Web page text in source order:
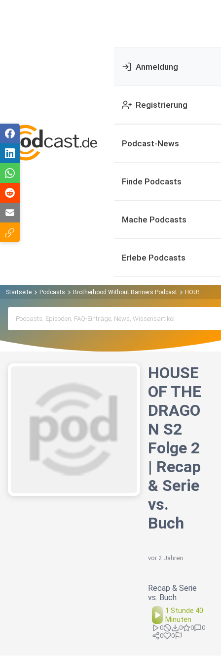
Anmeldung
Registrierung
Podcast-News
Finde Podcasts
Mache Podcasts
Erlebe Podcasts
Startseite Podcasts Brotherhood Without Banners Podcast HOUSE OF
HOUSE
OF THE
DRAGO
N S2
Folge 2
| Recap
& Serie
vs.
Buch
vor 2 Jahren
Recap & Serie
vs. Buch
1 Stunde 40
Minuten
0 0 0
0
0
0